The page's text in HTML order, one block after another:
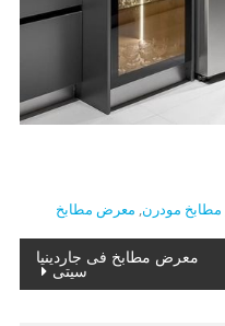
مطابخ مودرن, معرض مطابخ
معرض مطابخ فى جاردينيا
سيتى